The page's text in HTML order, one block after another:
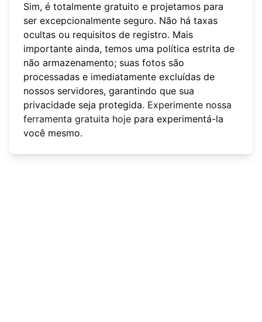
Sim, é totalmente gratuito e projetamos para
ser excepcionalmente seguro. Não há taxas
ocultas ou requisitos de registro. Mais
importante ainda, temos uma política estrita de
não armazenamento; suas fotos são
processadas e imediatamente excluídas de
nossos servidores, garantindo que sua
privacidade seja protegida. Experimente nossa
ferramenta gratuita hoje para experimentá-la
você mesmo.